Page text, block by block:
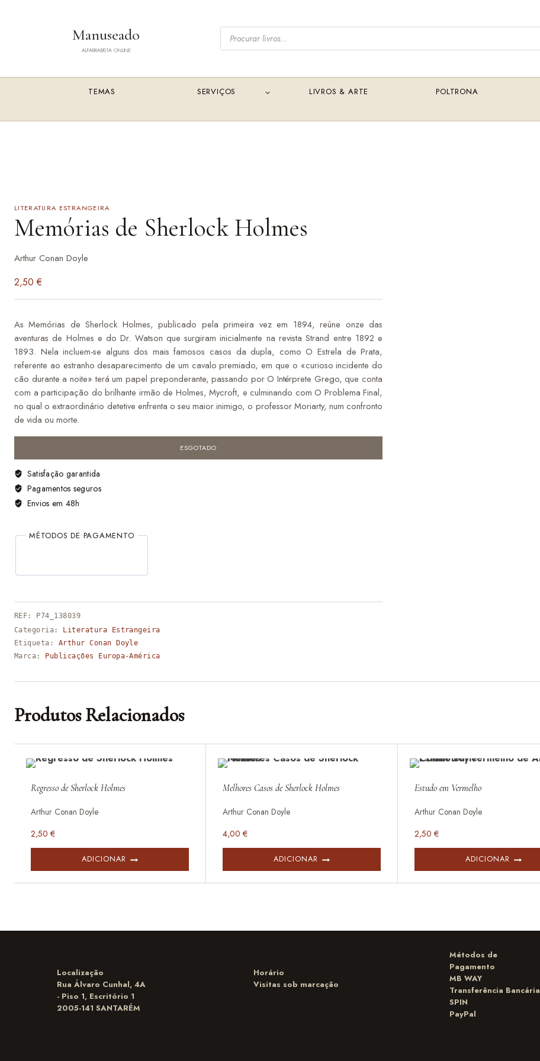
Manuseado
ALFARRABISTA ONLINE
Pesquisar
livros
TEMAS SERVIÇOS LIVROS & ARTE POLTRONA
LITERATURA ESTRANGEIRA
Memórias de Sherlock Holmes
Arthur Conan Doyle
2,50€
As Memórias de Sherlock Holmes, publicado pela primeira vez em 1894, reúne onze das
aventuras de Holmes e do Dr. Watson que surgiram inicialmente na revista Strand entre 1892 e
1893. Nela incluem-se alguns dos mais famosos casos da dupla, como O Estrela de Prata,
referente ao estranho desaparecimento de um cavalo premiado, em que o «curioso incidente do
cão durante a noite» terá um papel preponderante, passando por O Intérprete Grego, que conta
com a participação do brilhante irmão de Holmes, Mycroft, e culminando com O Problema Final,
no qual o extraordinário detetive enfrenta o seu maior inimigo, o professor Moriarty, num confronto
de vida ou morte.
ESGOTADO
Satisfação garantida
Pagamentos seguros
Envios em 48h
MÉTODOS DE PAGAMENTO
REF:
P74_138039
Categoria: Literatura Estrangeira
Etiqueta: Arthur Conan Doyle
Marca: Publicações Europa-América
Produtos Relacionados
Regresso de Sherlock Holmes
Arthur Conan Doyle
2,50 €
ADICIONAR
Melhores Casos de Sherlock Holmes
Arthur Conan Doyle
4,00 €
ADICIONAR
Estudo em Vermelho
Arthur Conan Doyle
2,50 €
ADICIONAR
Localização
Rua Álvaro Cunhal, 4A
- Piso 1, Escritório 1
2005-141 SANTARÉM
Horário
Visitas sob marcação
Métodos de
Pagamento
MB WAY
Transferência Bancária
SPIN
PayPal